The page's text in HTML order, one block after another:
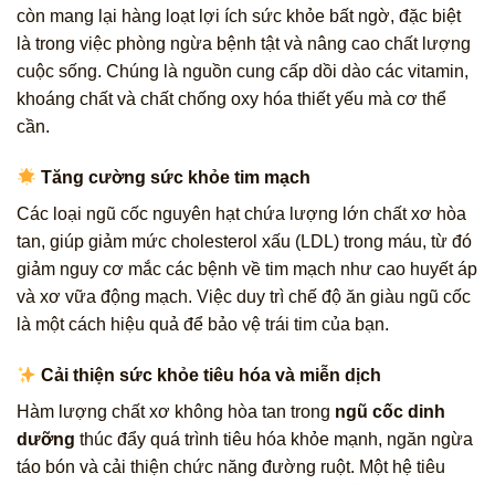
còn mang lại hàng loạt lợi ích sức khỏe bất ngờ, đặc biệt
là trong việc phòng ngừa bệnh tật và nâng cao chất lượng
cuộc sống. Chúng là nguồn cung cấp dồi dào các vitamin,
khoáng chất và chất chống oxy hóa thiết yếu mà cơ thể
cần.
Tăng cường sức khỏe tim mạch
Các loại ngũ cốc nguyên hạt chứa lượng lớn chất xơ hòa
tan, giúp giảm mức cholesterol xấu (LDL) trong máu, từ đó
giảm nguy cơ mắc các bệnh về tim mạch như cao huyết áp
và xơ vữa động mạch. Việc duy trì chế độ ăn giàu ngũ cốc
là một cách hiệu quả để bảo vệ trái tim của bạn.
Cải thiện sức khỏe tiêu hóa và miễn dịch
Hàm lượng chất xơ không hòa tan trong ngũ cốc dinh
dưỡng thúc đẩy quá trình tiêu hóa khỏe mạnh, ngăn ngừa
táo bón và cải thiện chức năng đường ruột. Một hệ tiêu